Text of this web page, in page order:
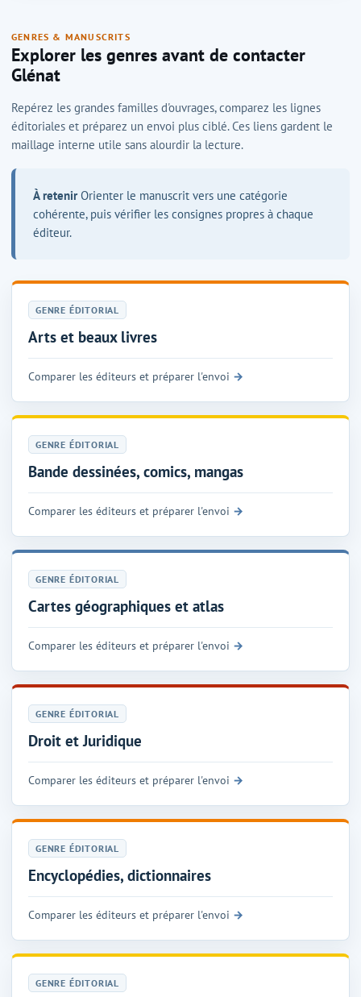
GENRES & MANUSCRITS
Explorer les genres avant de contacter
Glénat
Repérez les grandes familles d'ouvrages, comparez les lignes
éditoriales et préparez un envoi plus ciblé. Ces liens gardent le
maillage interne utile sans alourdir la lecture.
À retenir Orienter le manuscrit vers une catégorie
cohérente, puis vérifier les consignes propres à chaque
éditeur.
GENRE ÉDITORIAL
Arts et beaux livres
Comparer les éditeurs et préparer l'envoi
GENRE ÉDITORIAL
Bande dessinées, comics, mangas
Comparer les éditeurs et préparer l'envoi
GENRE ÉDITORIAL
Cartes géographiques et atlas
Comparer les éditeurs et préparer l'envoi
GENRE ÉDITORIAL
Droit et Juridique
Comparer les éditeurs et préparer l'envoi
GENRE ÉDITORIAL
Encyclopédies, dictionnaires
Comparer les éditeurs et préparer l'envoi
GENRE ÉDITORIAL